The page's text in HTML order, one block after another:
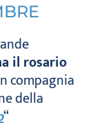
il rosario
compagnia
della
“